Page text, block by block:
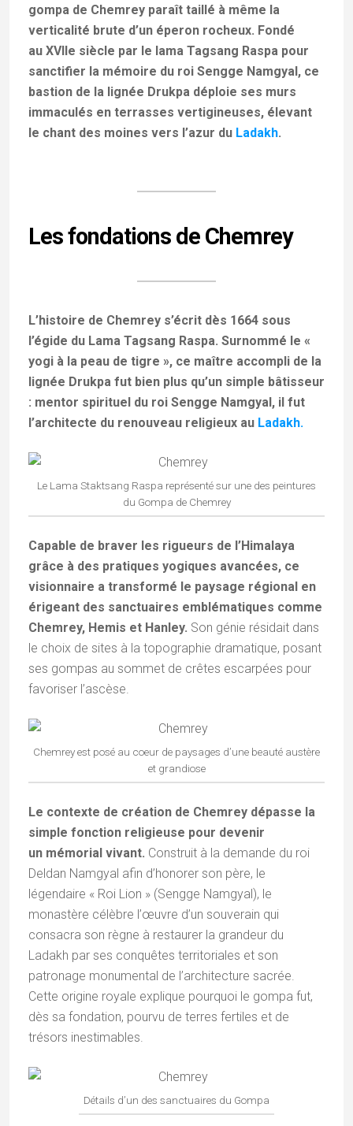
gompa de Chemrey paraît taillé à même la
verticalité brute d’un éperon rocheux. Fondé
au XVIIe siècle par le lama Tagsang Raspa pour
sanctifier la mémoire du roi Sengge Namgyal, ce
bastion de la lignée Drukpa déploie ses murs
immaculés en terrasses vertigineuses, élevant
le chant des moines vers l’azur du Ladakh.
Les fondations de Chemrey
L’histoire de Chemrey s’écrit dès 1664 sous
l’égide du Lama Tagsang Raspa. Surnommé le «
yogi à la peau de tigre », ce maître accompli de la
lignée Drukpa fut bien plus qu’un simple bâtisseur
: mentor spirituel du roi Sengge Namgyal, il fut
l’architecte du renouveau religieux au Ladakh.
Le Lama Staktsang Raspa représenté sur une des peintures
du Gompa de Chemrey
Capable de braver les rigueurs de l’Himalaya
grâce à des pratiques yogiques avancées, ce
visionnaire a transformé le paysage régional en
érigeant des sanctuaires emblématiques comme
Chemrey, Hemis et Hanley. Son génie résidait dans
le choix de sites à la topographie dramatique, posant
ses gompas au sommet de crêtes escarpées pour
favoriser l’ascèse.
Chemrey est posé au coeur de paysages d’une beauté austère
et grandiose
Le contexte de création de Chemrey dépasse la
simple fonction religieuse pour devenir
un mémorial vivant. Construit à la demande du roi
Deldan Namgyal afin d’honorer son père, le
légendaire « Roi Lion » (Sengge Namgyal), le
monastère célèbre l’œuvre d’un souverain qui
consacra son règne à restaurer la grandeur du
Ladakh par ses conquêtes territoriales et son
patronage monumental de l’architecture sacrée.
Cette origine royale explique pourquoi le gompa fut,
dès sa fondation, pourvu de terres fertiles et de
trésors inestimables.
Détails d’un des sanctuaires du Gompa